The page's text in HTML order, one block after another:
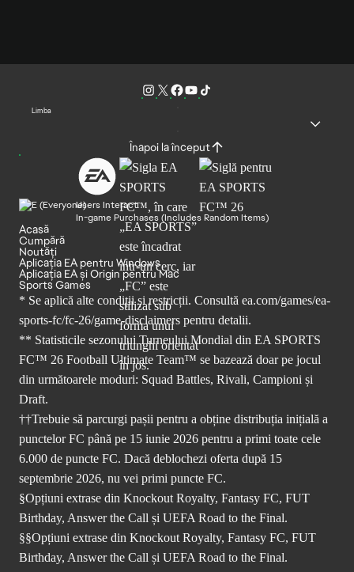
Limba
Înapoi la început
Users Interact
In-game Purchases (Includes Random Items)
Acasă
Cumpără
Noutăți
Aplicația EA pentru Windows
Aplicația EA și Origin pentru Mac
Sports Games
* Se aplică alte condiții și restricții. Consultă ea.com/games/ea-
sports-fc/fc-26/game-disclaimers pentru detalii.
** Statisticile sezonului Turneului Mondial din EA SPORTS
FC™ 26 Football Ultimate Team™ se bazează doar pe jocul
din următoarele moduri: Squad Battles, Rivali, Campioni și
Draft.
††Trebuie să parcurgi pașii pentru a obține distribuția inițială a
punctelor FC până pe 15 iunie 2026 pentru a primi toate cele
6.000 de puncte FC. Dacă deblochezi oferta după 15
septembrie 2026, nu vei primi puncte FC.
§Opțiuni extrase din Knockout Royalty, Fantasy FC, FUT
Birthday, Answer the Call și UEFA Road to the Final.
§§Opțiuni extrase din Knockout Royalty, Fantasy FC, FUT
Birthday, Answer the Call și UEFA Road to the Final.